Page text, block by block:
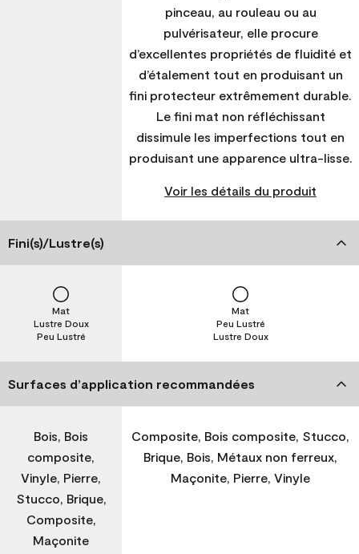
pinceau, au rouleau ou au
pulvérisateur, elle procure
d’excellentes propriétés de fluidité et
d’étalement tout en produisant un
fini protecteur extrêmement durable.
Le fini mat non réfléchissant
dissimule les imperfections tout en
produisant une apparence ultra-lisse.
Voir les détails du produit
Fini(s)/Lustre(s)
Peu Lustré
Lustre Doux
Mat
Lustre Doux
Peu Lustré
Mat
Surfaces d’application recommandées
Bois, Bois
composite,
Vinyle, Pierre,
Stucco, Brique,
Composite,
Maçonite
Composite, Bois composite, Stucco,
Brique, Bois, Métaux non ferreux,
Maçonite, Pierre, Vinyle